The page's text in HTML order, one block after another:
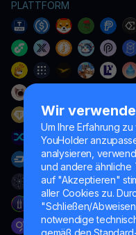
Wir
Um Ihre Erfahrung
YouHolder
analysieren,
und andere ähnliche
auf "Akzeptieren"
aller Cookies zu.
"Schließen/
notwendige
PLATTFORM